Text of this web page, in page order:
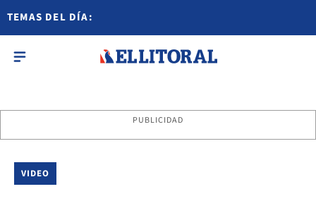
TEMAS DEL DÍA:
PUBLICIDAD
VIDEO